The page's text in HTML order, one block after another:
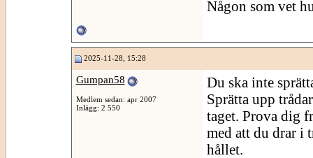
Någon som vet
2025-11-28, 15:28
Gumpan58
Medlem sedan: apr 2007
Inlägg: 2 550
Du ska inte
Sprätta upp
taget. Prova dig
med att du drar i
hållet.